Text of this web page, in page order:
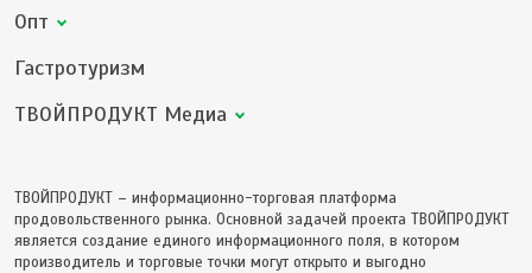
Опт
Гастротуризм
ТВОЙПРОДУКТ Медиа
ТВОЙПРОДУКТ – информационно-торговая платформа
продовольственного рынка. Основной задачей проекта ТВОЙПРОДУКТ
является создание единого информационного поля, в котором
производитель и торговые точки могут открыто и выгодно